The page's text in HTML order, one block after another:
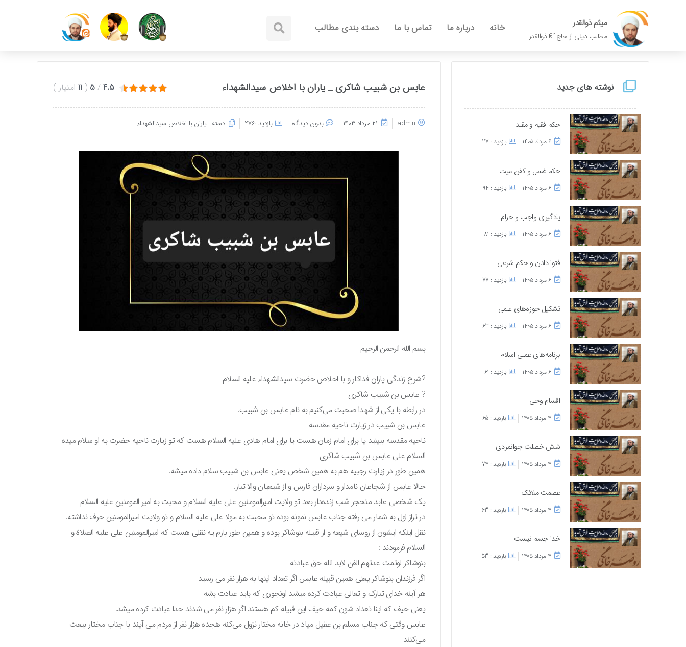
میثم ذوالقدر
مطالب دینی از حاج آقا ذوالقدر
خانه درباره ما تماس با ما دسته بندی مطالب
نوشته های جدید
حکم فقیه و مقلد
۶ مرداد ۱۴۰۵ بازدید : 117
حکم غسل و کفن میت
۶ مرداد ۱۴۰۵ بازدید : 94
یادگیری واجب و حرام
۶ مرداد ۱۴۰۵ بازدید : 81
فتوا دادن و حکم شرعی
۶ مرداد ۱۴۰۵ بازدید : 77
تشکیل حوزه‌های علمی
۶ مرداد ۱۴۰۵ بازدید : 63
برنامه‌های عملی اسلام
۶ مرداد ۱۴۰۵ بازدید : 61
اقسام وحی
۴ مرداد ۱۴۰۵ بازدید : 65
شش خصلت جوانمردی
۴ مرداد ۱۴۰۵ بازدید : 74
عصمت ملائک
۴ مرداد ۱۴۰۵ بازدید : 63
خدا جسم نیست
۴ مرداد ۱۴۰۵ بازدید : 53
عابس بن شبیب شاکری _ یاران با اخلاص سیدالشهداء 4.5
/
5
(
11 امتیاز )
admin ۲۱ مرداد ۱۴۰۳ بدون دیدگاه بازدید :276 دسته : یاران با اخلاص سیدالشهداء
بسم الله الرحمن الرحیم
?شرح زندگی یاران فداکار و با اخلاص حضرت سیدالشهداء علیه السلام
? عابس بن شبیب شاکری
در رابطه با یکی از شهدا صحبت می‌کنیم به نام عابس بن شبیب.
عابس بن شبیب در زیارت ناحیه مقدسه
ناحیه مقدسه ببینید یا برای امام زمان هست یا برای امام هادی علیه السلام هست که تو زیارت ناحیه حضرت به او سلام میده
السلام علی عابس بن شبیب شاکری
همین طور در زیارت رجبیه هم به همین شخص یعنی عابس بن شبیب سلام داده میشه.
حالا عابس از شجاعان نامدار و سرداران فارس و از شیعیان والا تبار.
یک شخصی عابد متحجر شب زنده‌دار بعد تو ولایت امیرالمومنین علی علیه السلام و محبت به امیر المومنین علیه السلام
در تراز اول به شمار می رفته جناب عابس نمونه بوده تو محبت به مولا علی علیه السلام و تو ولایت امیرالمومنین حرف نداشته.
نقل اینکه ایشون از روسای شیعه و از قبیله بنوشاکر بوده و همین طور بازم یه نقلی هست که امیرالمومنین علی علیه الصلاة و
السلام فرمودند :
بنوشاکر لوتمت عدتهم الفن لابد الله حق عبادته
اگر فرزندان بنوشاکر یعنی همین قبیله عابس اگر تعداد اینها به هزار نفر می رسید
هر آینه خدای تبارک و تعالی عبادت کرده میشد اونجوری که باید عبادت بشه
یعنی حیف که اینا تعداد شون کمه حیف این قبیله کم هستند اگر هزار نفر می شدند خدا عبادت کرده میشد.
عابس وقتی که جناب مسلم بن عقیل میاد در خانه مختار نزول می‌کنه هجده هزار نفر از مردم می آیند با جناب مختار بیعت
می‌کنند